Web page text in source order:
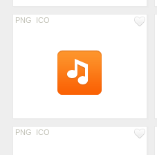
PNG ICO
PNG ICO